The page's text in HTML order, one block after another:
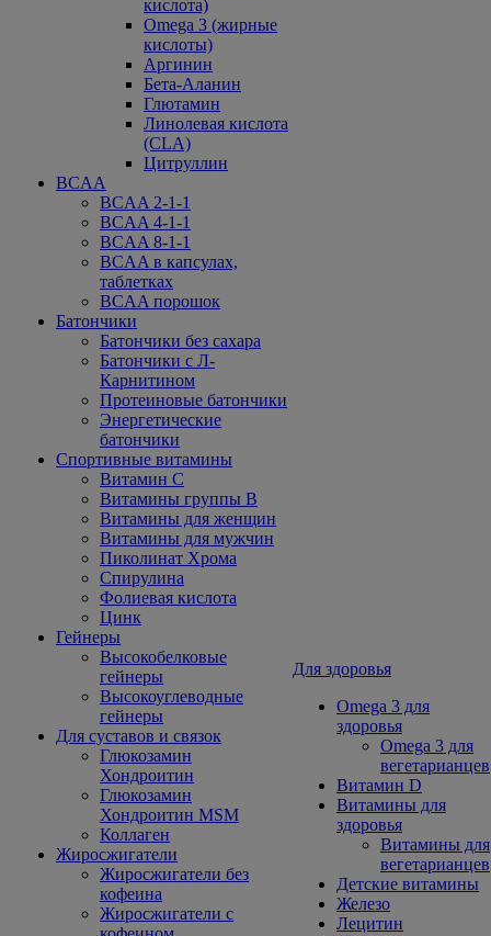
кислота)
Omega 3 (жирные
кислоты)
Аргинин
Бета-Аланин
Глютамин
Линолевая кислота
(CLA)
Цитруллин
BCAA
BCAA 2-1-1
BCAA 4-1-1
BCAA 8-1-1
BCAA в капсулах,
таблетках
BCAA порошок
Батончики
Батончики без сахара
Батончики с Л-
Карнитином
Протеиновые батончики
Энергетические
батончики
Спортивные витамины
Витамин С
Витамины группы В
Витамины для женщин
Витамины для мужчин
Пиколинат Хрома
Спирулина
Фолиевая кислота
Цинк
Гейнеры
Высокобелковые
гейнеры
Высокоуглеводные
гейнеры
Для суставов и связок
Глюкозамин
Хондроитин
Глюкозамин
Хондроитин MSM
Коллаген
Жиросжигатели
Жиросжигатели без
кофеина
Жиросжигатели с
Для здоровья
Omega 3 для
здоровья
Omega 3 для
вегетарианцев
Витамин D
Витамины для
здоровья
Витамины для
вегетарианцев
Детские витамины
Железо
Лецитин